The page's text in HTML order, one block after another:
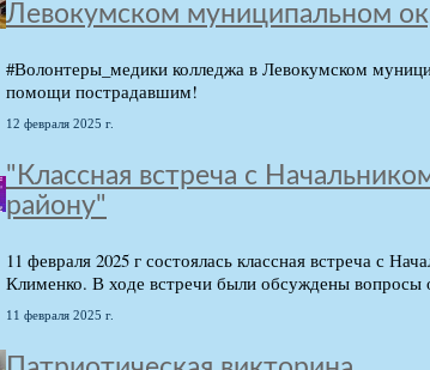
Левокумском муниципальном
#Волонтеры_медики колледжа в Левокумском
помощи пострадавшим!
12 февраля 2025 г.
"Классная встреча с
району"
11 февраля 2025 г состоялась классная встреча с
Клименко. В ходе встречи были обсуждены вопросы
11 февраля 2025 г.